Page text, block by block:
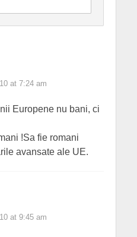
at 7:24 am
Europene nu bani, ci
!Sa fie romani
avansate ale UE.
at 9:45 am